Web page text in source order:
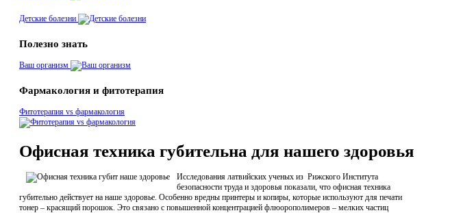
Детские болезни
Полезно знать
Ваш организм
Фармакология и фитотерапия
Фитотерапия vs фармакология
Офисная техника губительна для нашего здоровья
Исследования латвийских ученых из Рижского Института
безопасности труда и здоровья показали, что офисная техника
губительно действует на наше здоровье. Особенно вредны принтеры и копиры, которые используют для печати
тонер – красящий порошок. Это связано с повышенной концентрацией флюорополимеров – мелких частиц